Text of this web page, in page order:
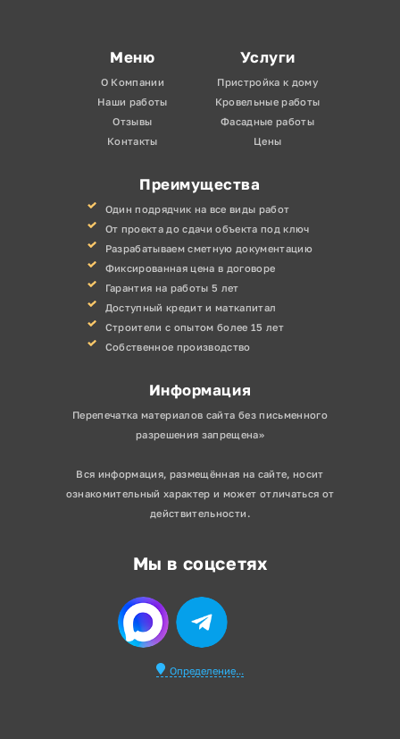
Мы в соцсетях
Определение...
Меню
О Компании
Наши работы
Отзывы
Контакты
Услуги
Пристройка к дому
Кровельные работы
Фасадные работы
Цены
Преимущества
Один подрядчик на все виды работ
От проекта до сдачи объекта под ключ
Разрабатываем сметную документацию
Фиксированная цена в договоре
Гарантия на работы 5 лет
Доступный кредит и маткапитал
Строители с опытом более 15 лет
Собственное производство
Информация
Перепечатка материалов сайта без письменного
разрешения запрещена»
Вся информация, размещённая на сайте, носит
ознакомительный характер и может отличаться от
действительности.